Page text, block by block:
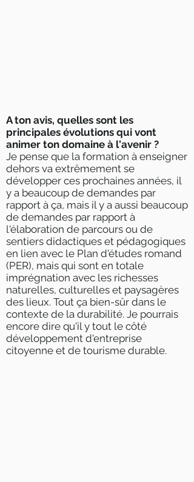
A ton avis, quelles sont les
principales évolutions qui vont
animer ton domaine à l'avenir ?
Je pense que la formation à enseigner
dehors va extrêmement se
développer ces prochaines années, il
y a beaucoup de demandes par
rapport à ça, mais il y a aussi beaucoup
de demandes par rapport à
l'élaboration de parcours ou de
sentiers didactiques et pédagogiques
en lien avec le Plan d'études romand
(PER), mais qui sont en totale
imprégnation avec les richesses
naturelles, culturelles et paysagères
des lieux. Tout ça bien-sûr dans le
contexte de la durabilité. Je pourrais
encore dire qu'il y tout le côté
développement d'entreprise
citoyenne et de tourisme durable.